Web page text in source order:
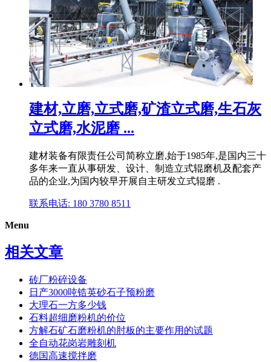
建材,立磨,立式磨,矿渣立式磨,生石灰
立式磨,水泥磨 ...
建材装备有限责任公司简称立磨,始于1985年,是国内三十
多年来一直从事研发、设计、制造立式辊磨机及配套产
品的企业,为国内较早开展自主研发立式辊磨 .
联系电话: 180 3780 8511
Menu
相关文章
砖厂粉碎设备
日产3000吨锆英砂石子预粉磨
大理石一方多少钱
石料超细磨粉机的价位
方解石矿石磨粉机的肘板的主要作用的试题
全自动花岗岩雕刻机
德国高速搅拌磨